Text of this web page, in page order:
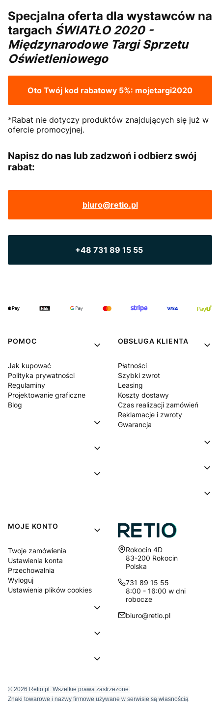
Specjalna oferta dla wystawców na
targach ŚWIATŁO 2020 -
Międzynarodowe Targi Sprzetu
Oświetleniowego
Oto Twój kod rabatowy 5%: mojetargi2020
*Rabat nie dotyczy produktów znajdujących się już w
ofercie promocyjnej.
Napisz do nas lub zadzwoń i odbierz swój
rabat:
biuro@retio.pl
+48 731 89 15 55
POMOC
Jak kupować
Polityka prywatności
Regulaminy
Projektowanie graficzne
Blog
OBSŁUGA KLIENTA
Płatności
Szybki zwrot
Leasing
Koszty dostawy
Czas realizacji zamówień
Reklamacje i zwroty
Gwarancja
MOJE KONTO
Twoje zamówienia
Ustawienia konta
Przechowalnia
Wyloguj
Ustawienia plików cookies
Adres:
Rokocin 4D
83-200 Rokocin
Polska
731 89 15 55
8:00 - 16:00 w dni
robocze
biuro@retio.pl
© 2026 Retio.pl. Wszelkie prawa zastrzeżone.
Znaki towarowe i nazwy firmowe używane w serwisie są własnością